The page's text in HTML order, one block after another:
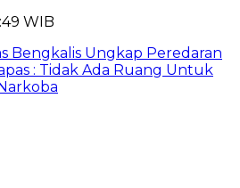
WIB
Bengkalis Ungkap Peredaran
: Tidak Ada Ruang Untuk